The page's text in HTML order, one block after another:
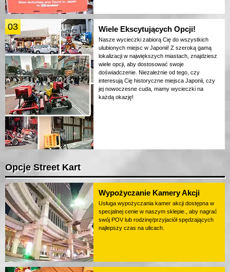
03 Wiele Ekscytujących Opcji!
Nasze wycieczki zabiorą Cię do wszystkich
ulubionych miejsc w Japonii! Z szeroką gamą
lokalizacji w największych miastach, znajdziesz
wiele opcji, aby dostosować swoje
doświadczenie. Niezależnie od tego, czy
interesują Cię historyczne miejsca Japonii, czy
jej nowoczesne cuda, mamy wycieczki na
każdą okazję!
Opcje Street Kart
Wypożyczanie Kamery Akcji
Usługa wypożyczania kamer akcji dostępna w
specjalnej cenie w naszym sklepie., aby nagrać
swój POV lub rodzinę/przyjaciół spędzających
najlepszy czas na ulicach.